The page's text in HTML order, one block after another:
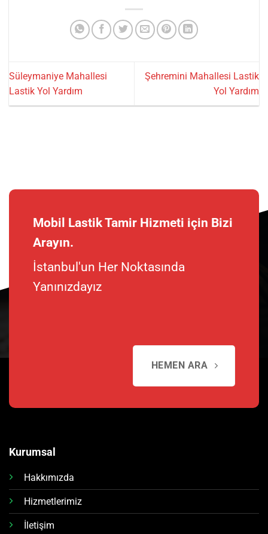
Süleymaniye Mahallesi
Lastik Yol Yardım
Şehremini Mahallesi Lastik
Yol Yardım
Mobil Lastik Tamir Hizmeti için Bizi
Arayın.
İstanbul'un Her Noktasında
Yanınızdayız
HEMEN ARA
Kurumsal
Hakkımızda
Hizmetlerimiz
İletişim